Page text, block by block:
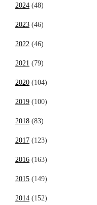
2024 (48)
2023 (46)
2022 (46)
2021 (79)
2020 (104)
2019 (100)
2018 (83)
2017 (123)
2016 (163)
2015 (149)
2014 (152)